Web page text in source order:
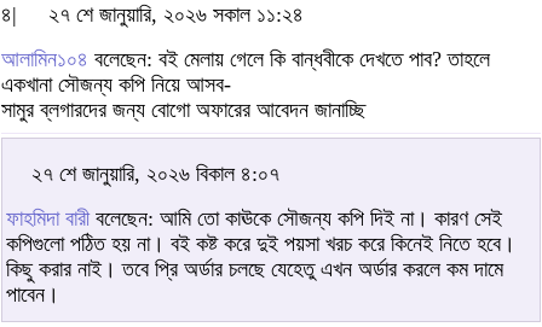
৪|
২৭ শে জানুয়ারি, ২০২৬ সকাল ১১:২৪
আলামিন১০৪ বলেছেন: বই মেলায় গেলে কি বান্ধবীকে দেখতে পাব? তাহলে
একখানা সৌজন্য কপি নিয়ে আসব-
সামুর ব্লগারদের জন্য বোগো অফারের আবেদন জানাচ্ছি
২৭ শে জানুয়ারি, ২০২৬ বিকাল ৪:০৭
ফাহমিদা বারীবলেছেন: আমি তো কাঊকে সৌজন্য কপি দিই না। কারণ সেই
কপিগুলো পঠিত হয় না। বই কষ্ট করে দুই পয়সা খরচ করে কিনেই নিতে হবে।
কিছু করার নাই। তবে প্রি অর্ডার চলছে যেহেতু এখন অর্ডার করলে কম দামে
পাবেন।